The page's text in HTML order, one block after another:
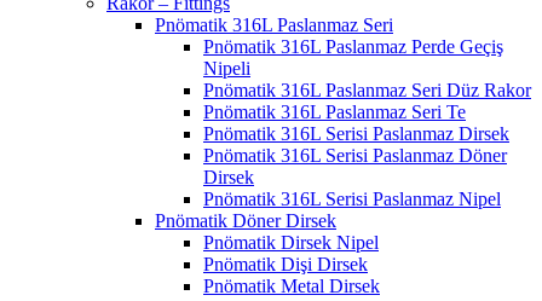
Pnömatik 316L Paslanmaz Seri
Pnömatik 316L Paslanmaz Perde Geçiş
Nipeli
Pnömatik 316L Paslanmaz Seri Düz Rakor
Pnömatik 316L Paslanmaz Seri Te
Pnömatik 316L Serisi Paslanmaz Dirsek
Pnömatik 316L Serisi Paslanmaz Döner
Dirsek
Pnömatik 316L Serisi Paslanmaz Nipel
Pnömatik Döner Dirsek
Pnömatik Dirsek Nipel
Pnömatik Dişi Dirsek
Pnömatik Metal Dirsek